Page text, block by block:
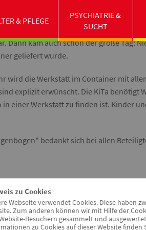
und Angebote eingeholt wurden,
endlich fündig. Nun ging es ans
Dann kam auch schon der große Tag:
geliefert wurde.
wird die Werkstatt im Container mit
explizit erwünscht. Die KiTa benötigt
in einer Werkstatt zu finden ist. Kinder
bedankt sich bei allen
& PFLEGE
PSYCHIATRIE &
SUCHT
zu Cookies
Webseite verwendet Cookies. Diese haben
Zum anderen können wir mit Hilfe der
Besuchern gesammelt und
zu Cookies auf dieser Website finden